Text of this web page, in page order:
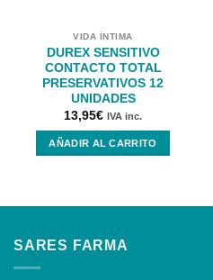
VIDA ÍNTIMA
DUREX SENSITIVO
CONTACTO TOTAL
PRESERVATIVOS 12
UNIDADES
13,95€ IVA inc.
AÑADIR AL CARRITO
SARES FARMA